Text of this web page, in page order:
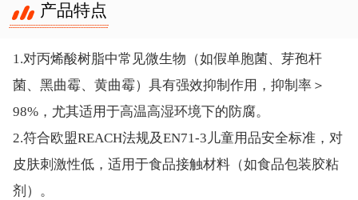
产品特点
1.对丙烯酸树脂中常见微生物（如假单胞菌、芽孢杆
菌、黑曲霉、黄曲霉）具有强效抑制作用，抑制率＞
98%，尤其适用于高温高湿环境下的防腐。
2.符合欧盟REACH法规及EN71-3儿童用品安全标准，对
皮肤刺激性低，适用于食品接触材料（如食品包装胶粘
剂）。